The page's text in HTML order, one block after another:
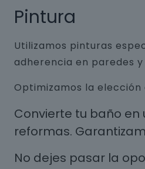
Pintura
Utilizamos pinturas
adherencia en paredes
Optimizamos la
Convierte tu baño
reformas.
No dejes pasar la